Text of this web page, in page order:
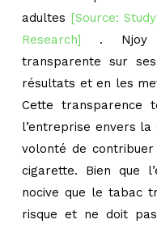
adultes [Source:
Research] . Njoy
transparente sur
résultats et en les
Cette transparence
l’entreprise envers la
volonté de
cigarette. Bien que
nocive que le tabac
risque et ne doit